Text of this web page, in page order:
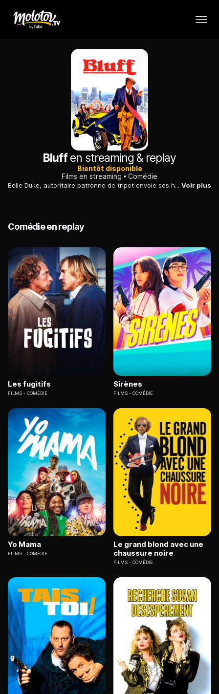
Bluffen streaming & replay
Bientôt disponible
Films en streaming
Comédie
Belle Duke, autoritaire patronne de tripot envoie ses hommes délivrer son vieil ami, le ganster Bang, le roi de la ruse. Mais ils se trompent de prisonnier. Voir plus
Comédie en replay
Les fugitifs
FILMS COMÉDIE
Sirènes
FILMS COMÉDIE
Yo Mama
FILMS COMÉDIE
Le grand blond avec une
chaussure noire
FILMS COMÉDIE